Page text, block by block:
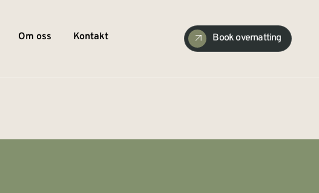
Om oss Kontakt Book overnatting